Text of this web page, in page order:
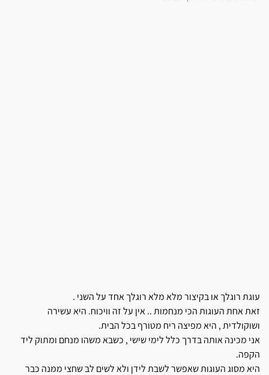
עוגת רוגלך או בקיצור מלא מלא רוגלך אחד על השני .
זאת אחת העוגות הכי מנחמות .. אין על זה וויכוח. היא עשירה
ושוקולדית , היא מפיצה ריח מטורף בכל הבית.
אני מכינה אותה בדרך כלל לימי שישי , כשבא משהו מנחם ומתוק ליד
הקפה.
היא מסוג העוגות שאפשר לשבת לידן ולא לשים לב שחצי ממנה כבר